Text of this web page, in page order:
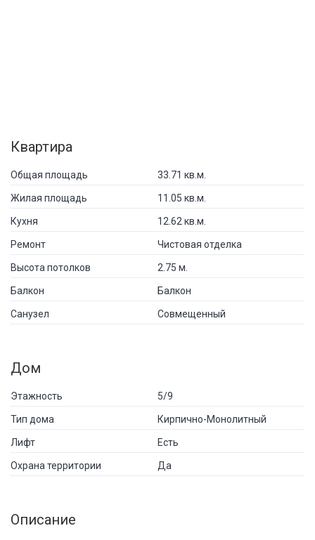
Квартира
Общая площадь 33.71 кв.м.
Жилая площадь 11.05 кв.м.
Кухня 12.62 кв.м.
Ремонт Чистовая отделка
Высота потолков 2.75 м.
Балкон Балкон
Санузел Совмещенный
Дом
Этажность 5/9
Тип дома Кирпично-Монолитный
Лифт Есть
Охрана территории Да
Описание